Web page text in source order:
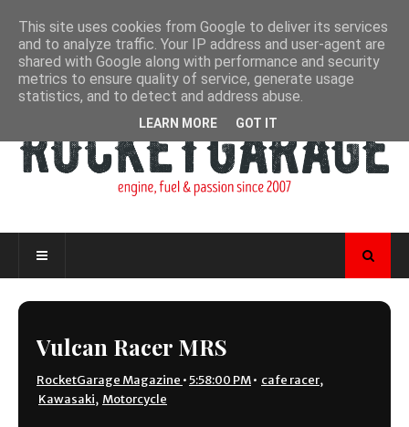
Vulcan Racer MRS
RocketGarage Magazine •5:58:00 PM• cafe racer,
Kawasaki, Motorcycle
This site uses cookies from Google to deliver its services
and to analyze traffic. Your IP address and user-agent are
shared with Google along with performance and security
metrics to ensure quality of service, generate usage
statistics, and to detect and address abuse.
LEARN MORE GOT IT